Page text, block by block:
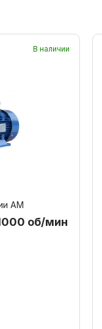
В наличии
АМ
об/мин